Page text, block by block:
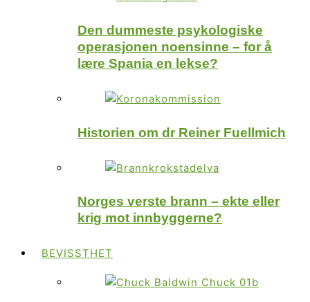
Den dummeste psykologiske
operasjonen noensinne – for å
lære Spania en lekse?
Historien om dr Reiner Fuellmich
Norges verste brann – ekte eller
krig mot innbyggerne?
BEVISSTHET